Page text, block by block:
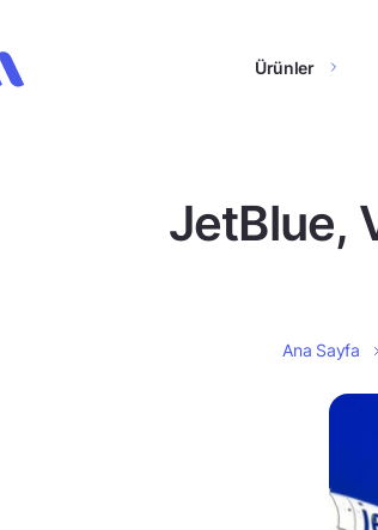
Ürünler
JetBlue,
Ana Sayfa